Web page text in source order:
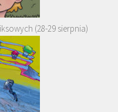
(28-29 sierpnia)